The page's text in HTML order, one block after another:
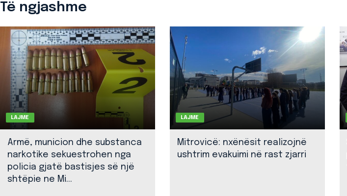
Të ngjashme
LAJME
Armë, municion dhe substanca
narkotike sekuestrohen nga
policia gjatë bastisjes së një
shtëpie ne Mi...
LAJME
Mitrovicë: nxënësit realizojnë
ushtrim evakuimi në rast zjarri